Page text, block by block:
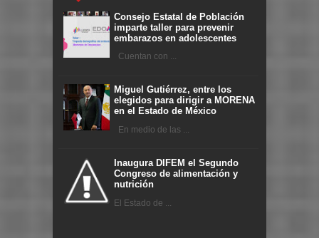
Consejo Estatal de Población
imparte taller para prevenir
embarazos en adolescentes
Cuentan con ...
Miguel Gutiérrez, entre los
elegidos para dirigir a MORENA
en el Estado de México
En medio de las ...
Inaugura DIFEM el Segundo
Congreso de alimentación y
nutrición
El Estado de ...